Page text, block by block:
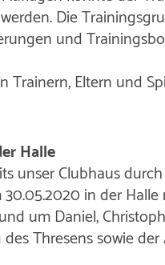
Die
und
Trainern, Eltern und
Halle
unser Clubhaus
in der
um Daniel,
Thresens sowie